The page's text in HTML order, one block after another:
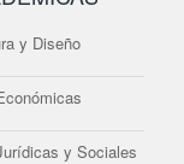
y Diseño
y Sociales